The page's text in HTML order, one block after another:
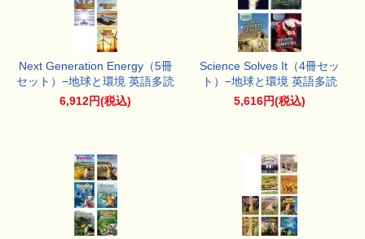
Next Generation Energy（5冊
セット）−地球と環境 英語多読
6,912円(税込)
Science Solves It（4冊セッ
ト）−地球と環境 英語多読
5,616円(税込)